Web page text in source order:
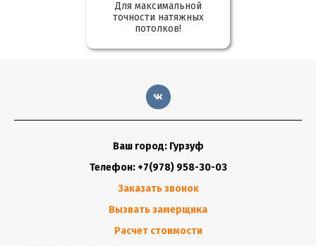
Для максимальной
точности натяжных
потолков!
Ваш город: Гурзуф
Телефон: +7(978) 958-30-03
Заказать звонок
Вызвать замерщика
Расчет стоимости